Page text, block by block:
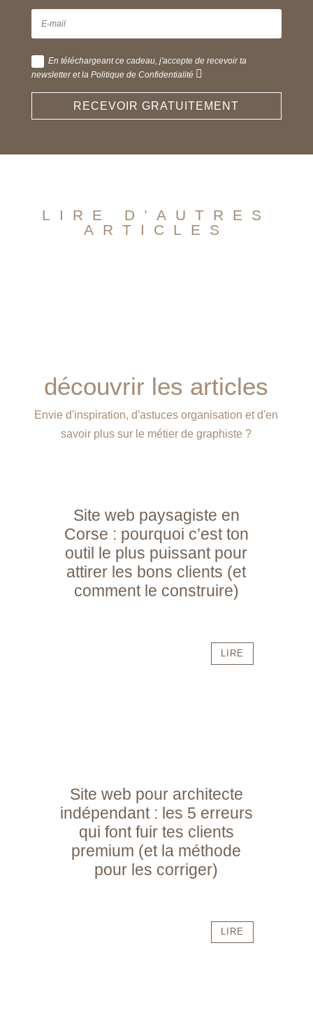
En téléchargeant ce cadeau, j'accepte de recevoir ta
newsletter et la Politique de Confidentialité
RECEVOIR GRATUITEMENT
LIRE D’AUTRES
ARTICLES
découvrir les articles
Envie d'inspiration, d'astuces organisation et d'en
savoir plus sur le métier de graphiste ?
Site web paysagiste en
Corse : pourquoi c’est ton
outil le plus puissant pour
attirer les bons clients (et
comment le construire)
LIRE
Site web pour architecte
indépendant : les 5 erreurs
qui font fuir tes clients
premium (et la méthode
pour les corriger)
LIRE